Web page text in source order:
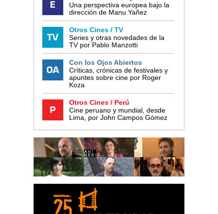
Una perspectiva europea bajo la
dirección de Manu Yañez
Otros Cines / TV
Series y otras novedades de la
TV por Pablo Manzotti
Con los Ojos Abiertos
Críticas, crónicas de festivales y
apuntes sobre cine por Roger
Koza
Otros Cines / Perú
Cine peruano y mundial, desde
Lima, por John Campos Gómez